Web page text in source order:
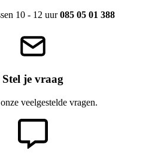
10 - 12 uur085 05 01 388
Stel je vraag
onze veelgestelde vragen.